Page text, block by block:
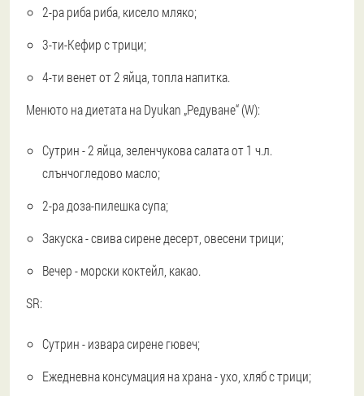
2-ра риба риба, кисело мляко;
3-ти-Кефир с трици;
4-ти венет от 2 яйца, топла напитка.
Менюто на диетата на Dyukan „Редуване“ (W):
Сутрин - 2 яйца, зеленчукова салата от 1 ч.л.
слънчогледово масло;
2-ра доза-пилешка супа;
Закуска - свива сирене десерт, овесени трици;
Вечер - морски коктейл, какао.
SR:
Сутрин - извара сирене гювеч;
Ежедневна консумация на храна - ухо, хляб с трици;